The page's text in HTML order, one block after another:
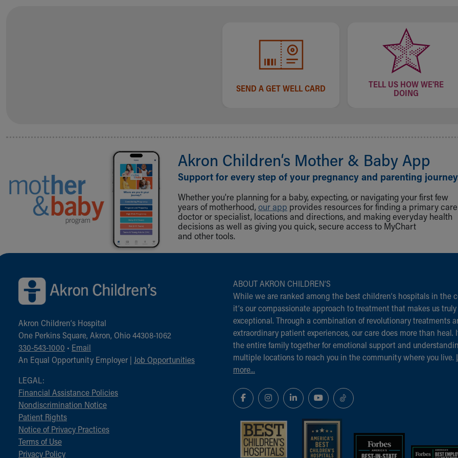
SEND A GET WELL CARD
TELL US HOW WE'RE
DOING
Akron Children‘s Mother & Baby App
Support for every step of your pregnancy and parenting
Whether you're planning for a baby, expecting, or navigating your first few
years of motherhood, our app provides resources for finding a primary care
doctor or specialist, locations and directions, and making everyday health
decisions as well as giving you quick, secure access to MyChart
and other tools.
Back to top of page
Akron Children‘s Hospital
One Perkins Square, Akron, Ohio 44308-1062
330-543-1000 • Email
An Equal Opportunity Employer | Job Opportunities
LEGAL:
Financial Assistance Policies
Nondiscrimination Notice
Patient Rights
Notice of Privacy Practices
Terms of Use
Privacy Policy
ABOUT AKRON CHILDREN‘S
While we are ranked among the best children‘s hospitals in the
it‘s our compassionate approach to treatment that makes us truly
exceptional. Through a combination of revolutionary treatments
extraordinary patient experiences, our care does more than heal.
the entire family together for emotional support and
multiple locations to reach you in the community where you live.
more...